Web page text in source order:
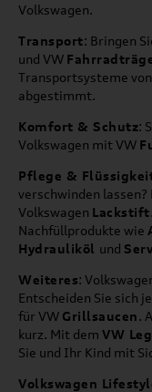
Volkswagen.
Transport: Bringen
und VW
Transportsysteme
abgestimmt.
Komfort & Schutz:
Volkswagen mit VW
Pflege &
verschwinden lassen?
Volkswagen Lackstift
Nachfüllprodukte wie
Hydrauliköl und
Weiteres:
Entscheiden Sie sich
für VW Grillsaucen.
kurz. Mit dem VW
Sie und Ihr Kind mit
Volkswagen